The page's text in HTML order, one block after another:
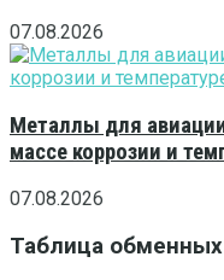
07.08.2026
Металлы для
массе коррозии и
07.08.2026
Таблица обменных